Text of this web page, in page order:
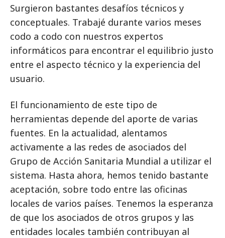
Surgieron bastantes desafíos técnicos y
conceptuales. Trabajé durante varios meses
codo a codo con nuestros expertos
informáticos para encontrar el equilibrio justo
entre el aspecto técnico y la experiencia del
usuario.
El funcionamiento de este tipo de
herramientas depende del aporte de varias
fuentes. En la actualidad, alentamos
activamente a las redes de asociados del
Grupo de Acción Sanitaria Mundial a utilizar el
sistema. Hasta ahora, hemos tenido bastante
aceptación, sobre todo entre las oficinas
locales de varios países. Tenemos la esperanza
de que los asociados de otros grupos y las
entidades locales también contribuyan al